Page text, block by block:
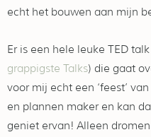
echt het bouwen aan mijn
Er is een hele leuke TED talk
grappigste Talks) die gaat
voor mij echt een ‘feest’
en plannen maker en kan
geniet ervan! Alleen